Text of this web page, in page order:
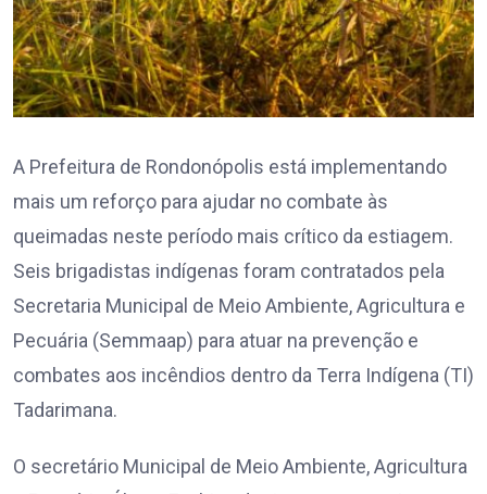
A Prefeitura de Rondonópolis está implementando
mais um reforço para ajudar no combate às
queimadas neste período mais crítico da estiagem.
Seis brigadistas indígenas foram contratados pela
Secretaria Municipal de Meio Ambiente, Agricultura e
Pecuária (Semmaap) para atuar na prevenção e
combates aos incêndios dentro da Terra Indígena (TI)
Tadarimana.
O secretário Municipal de Meio Ambiente, Agricultura